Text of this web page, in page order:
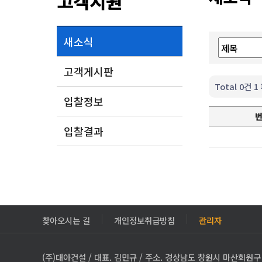
새소식
고객게시판
입찰정보
입찰결과
Total 0건 1
찾아오시는 길 개인정보취급방침 관리자
(주)대아건설 / 대표. 김민규 / 주소. 경상남도 창원시 마산회원